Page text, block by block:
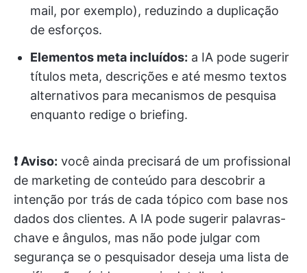
mail, por exemplo), reduzindo a duplicação
de esforços.
Elementos meta incluídos: a IA pode sugerir
títulos meta, descrições e até mesmo textos
alternativos para mecanismos de pesquisa
enquanto redige o briefing.
❗ Aviso: você ainda precisará de um profissional
de marketing de conteúdo para descobrir a
intenção por trás de cada tópico com base nos
dados dos clientes. A IA pode sugerir palavras-
chave e ângulos, mas não pode julgar com
segurança se o pesquisador deseja uma lista de